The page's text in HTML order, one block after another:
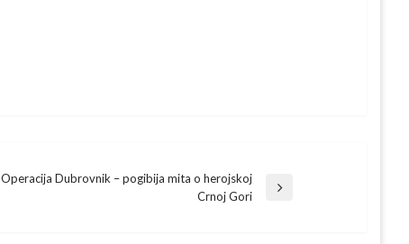
Operacija Dubrovnik – pogibija mita o herojskoj
Crnoj Gori